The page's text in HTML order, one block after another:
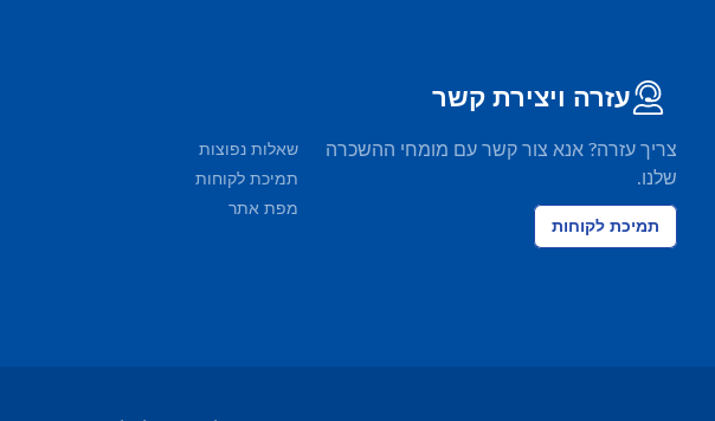
עזרה ויצירת קשר
צריך עזרה? אנא צור קשר עם מומחי ההשכרה
שלנו.
תמיכת לקוחות
שאלות נפוצות
תמיכת לקוחות
מפת אתר